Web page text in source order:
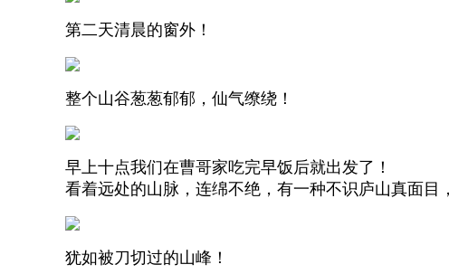
第二天清晨的窗外！
整个山谷葱葱郁郁，仙气缭绕！
早上十点我们在曹哥家吃完早饭后就出发了！
看着远处的山脉，连绵不绝，有一种不识庐山真面目
犹如被刀切过的山峰！